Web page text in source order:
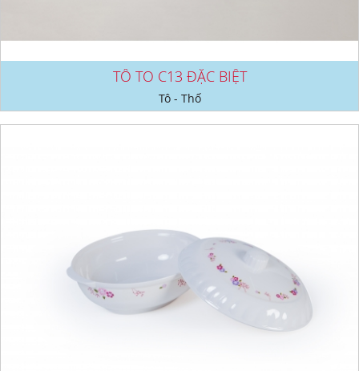
TÔ TO C13 ĐẶC BIỆT
Tô - Thố